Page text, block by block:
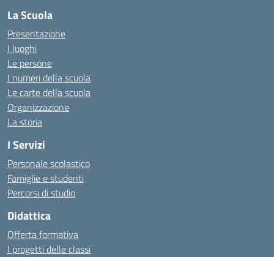
La Scuola
Presentazione
I luoghi
Le persone
I numeri della scuola
Le carte della scuola
Organizzazione
La storia
I Servizi
Personale scolastico
Famiglie e studenti
Percorsi di studio
Didattica
Offerta formativa
I progetti delle classi